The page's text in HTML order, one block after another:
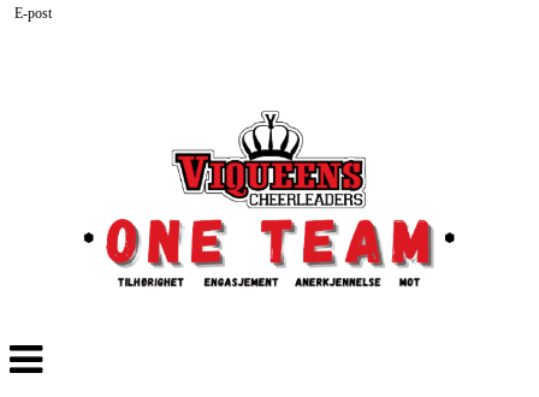
Veksle
navigasjon
E-post